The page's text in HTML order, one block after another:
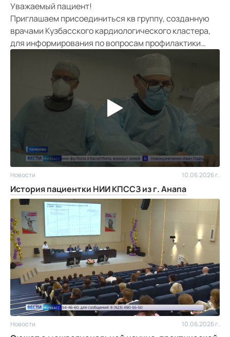
Уважаемый пациент!
Приглашаем присоединиться кв группу, созданную
врачами Кузбасского кардиологического кластера,
для информирования по вопросам профилактики
Новости 10.06.2026 г.
История пациентки НИИ КПССЗ из г. Анапа
Новости 10.06.2026 г.